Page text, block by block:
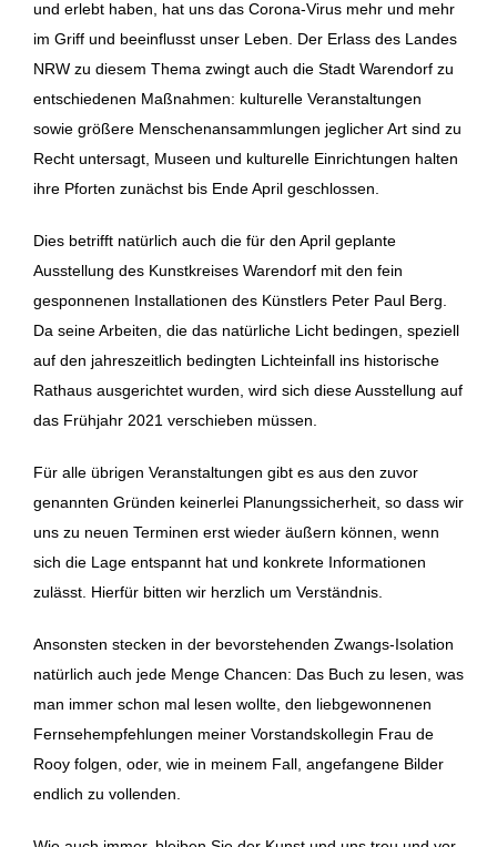
und erlebt haben, hat uns das Corona-Virus mehr und mehr
im Griff und beeinflusst unser Leben. Der Erlass des Landes
NRW zu diesem Thema zwingt auch die Stadt Warendorf zu
entschiedenen Maßnahmen: kulturelle Veranstaltungen
sowie größere Menschenansammlungen jeglicher Art sind zu
Recht untersagt, Museen und kulturelle Einrichtungen halten
ihre Pforten zunächst bis Ende April geschlossen.
Dies betrifft natürlich auch die für den April geplante
Ausstellung des Kunstkreises Warendorf mit den fein
gesponnenen Installationen des Künstlers Peter Paul Berg.
Da seine Arbeiten, die das natürliche Licht bedingen, speziell
auf den jahreszeitlich bedingten Lichteinfall ins historische
Rathaus ausgerichtet wurden, wird sich diese Ausstellung auf
das Frühjahr 2021 verschieben müssen.
Für alle übrigen Veranstaltungen gibt es aus den zuvor
genannten Gründen keinerlei Planungssicherheit, so dass wir
uns zu neuen Terminen erst wieder äußern können, wenn
sich die Lage entspannt hat und konkrete Informationen
zulässt. Hierfür bitten wir herzlich um Verständnis.
Ansonsten stecken in der bevorstehenden Zwangs-Isolation
natürlich auch jede Menge Chancen: Das Buch zu lesen, was
man immer schon mal lesen wollte, den liebgewonnenen
Fernsehempfehlungen meiner Vorstandskollegin Frau de
Rooy folgen, oder, wie in meinem Fall, angefangene Bilder
endlich zu vollenden.